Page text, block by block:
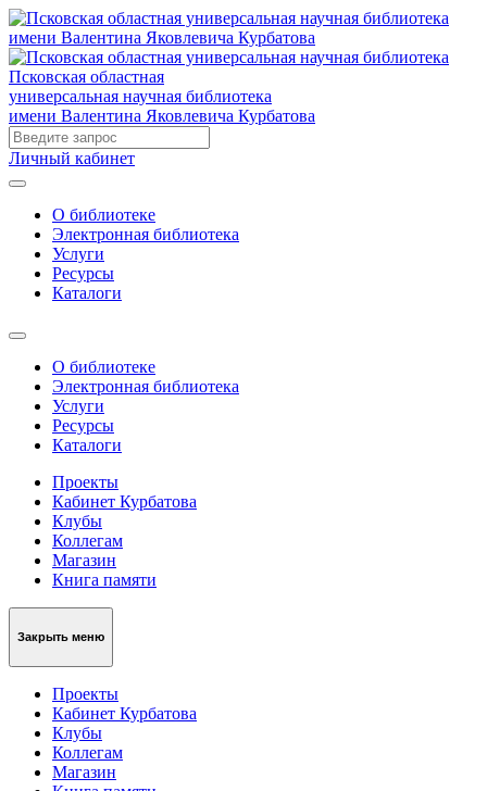
Псковская областная
универсальная научная библиотека
имени Валентина Яковлевича Курбатова
Личный кабинет
О библиотеке
Электронная библиотека
Услуги
Ресурсы
Каталоги
О библиотеке
Электронная библиотека
Услуги
Ресурсы
Каталоги
Проекты
Кабинет Курбатова
Клубы
Коллегам
Магазин
Книга памяти
Закрыть меню
Проекты
Кабинет Курбатова
Клубы
Коллегам
Магазин